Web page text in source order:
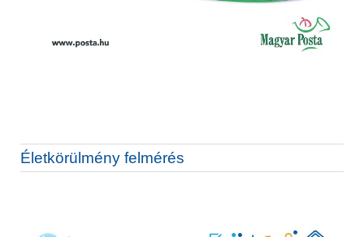
Életkörülmény felmérés